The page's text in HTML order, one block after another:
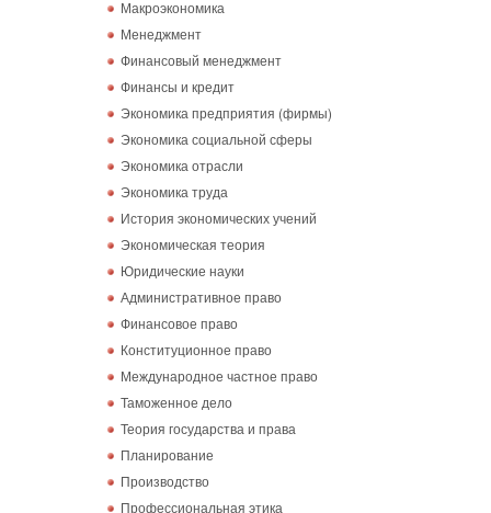
Макроэкономика
Менеджмент
Финансовый менеджмент
Финансы и кредит
Экономика предприятия (фирмы)
Экономика социальной сферы
Экономика отрасли
Экономика труда
История экономических учений
Экономическая теория
Юридические науки
Административное право
Финансовое право
Конституционное право
Международное частное право
Таможенное дело
Теория государства и права
Планирование
Производство
Профессиональная этика